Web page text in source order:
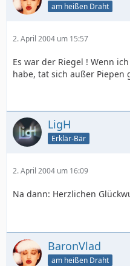
am heißen Draht
2. April 2004 um 15:57
Es war der Riegel ! Wenn
habe, tat sich außer Piepen
LigH
Erklär-Bär
2. April 2004 um 16:09
Na dann: Herzlichen
BaronVlad
am heißen Draht